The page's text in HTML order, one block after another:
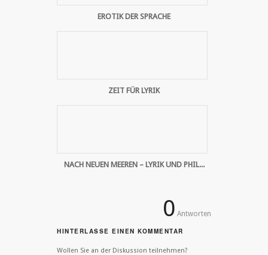
EROTIK DER SPRACHE
ZEIT FÜR LYRIK
NACH NEUEN MEEREN – LYRIK UND PHIL...
0 Antworten
HINTERLASSE EINEN KOMMENTAR
Wollen Sie an der Diskussion teilnehmen?